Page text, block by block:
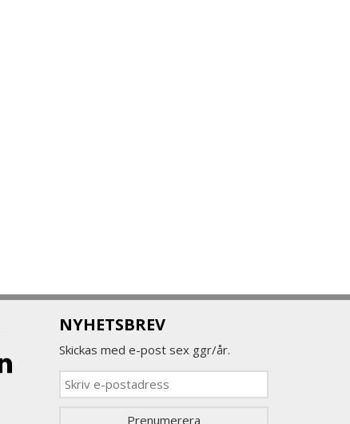
NYHETSBREV
Skickas med e-post sex ggr/år.